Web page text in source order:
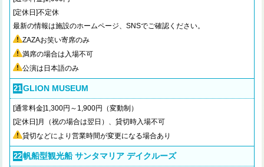
[定休日]不定休
最新の情報は施設のホームページ、SNSでご確認ください。
ZAZAお笑い寄席のみ
満席の場合は入場不可
公演は日本語のみ
21GLION MUSEUM
[通常料金]1,300円～1,900円（変動制）
[定休日]月（祝の場合は翌日）、貸切時入場不可
貸切などにより営業時間が変更になる場合あり
22帆船型観光船 サンタマリア デイクルーズ